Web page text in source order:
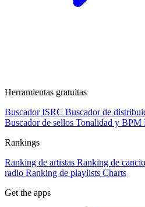
Herramientas gratuitas
Buscador ISRC Buscador de
Buscador de sellos Tonalidad y BPM
Rankings
Ranking de artistas Ranking de
radio Ranking de playlists Charts
Get the apps